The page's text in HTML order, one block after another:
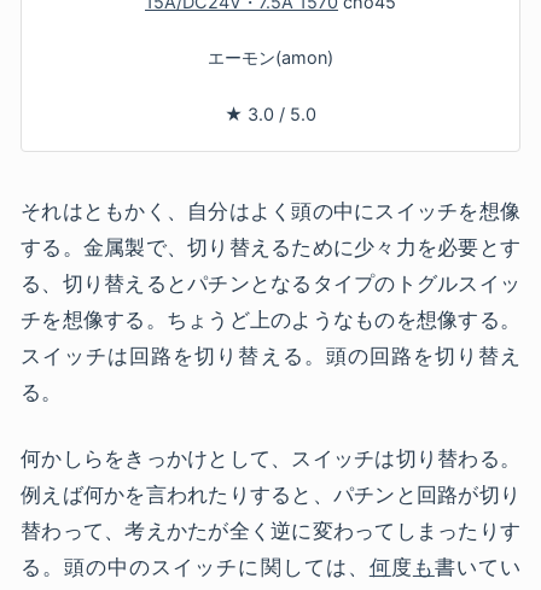
エーモン(amon)
★ 3.0 / 5.0
それはともかく、自分はよく頭の中にスイッチを想像
する。金属製で、切り替えるために少々力を必要とす
る、切り替えるとパチンとなるタイプのトグルスイッ
チを想像する。ちょうど上のようなものを想像する。
スイッチは回路を切り替える。頭の回路を切り替え
る。
何かしらをきっかけとして、スイッチは切り替わる。
例えば何かを言われたりすると、パチンと回路が切り
替わって、考えかたが全く逆に変わってしまったりす
る。頭の中のスイッチに関しては、 何度 も書いてい